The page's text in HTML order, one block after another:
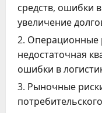
средств, ошибки
увеличение
Операционные
недостаточная
ошибки в
Рыночные